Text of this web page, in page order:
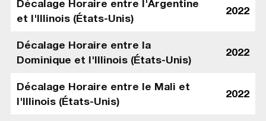
Décalage Horaire entre l'Argentine
et l'Illinois (États-Unis)
2022
Décalage Horaire entre la
Dominique et l'Illinois (États-Unis)
2022
Décalage Horaire entre le Mali et
l'Illinois (États-Unis)
2022